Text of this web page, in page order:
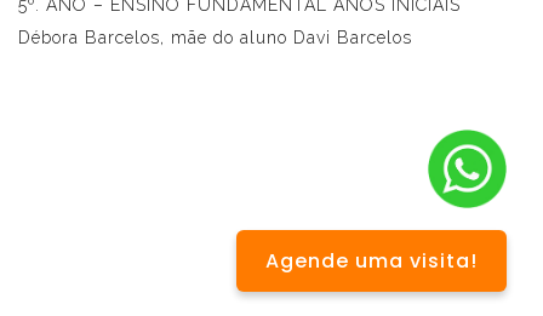
5º. ANO – ENSINO FUNDAMENTAL ANOS INICIAIS
Débora Barcelos, mãe do aluno Davi Barcelos
Agende uma visita!